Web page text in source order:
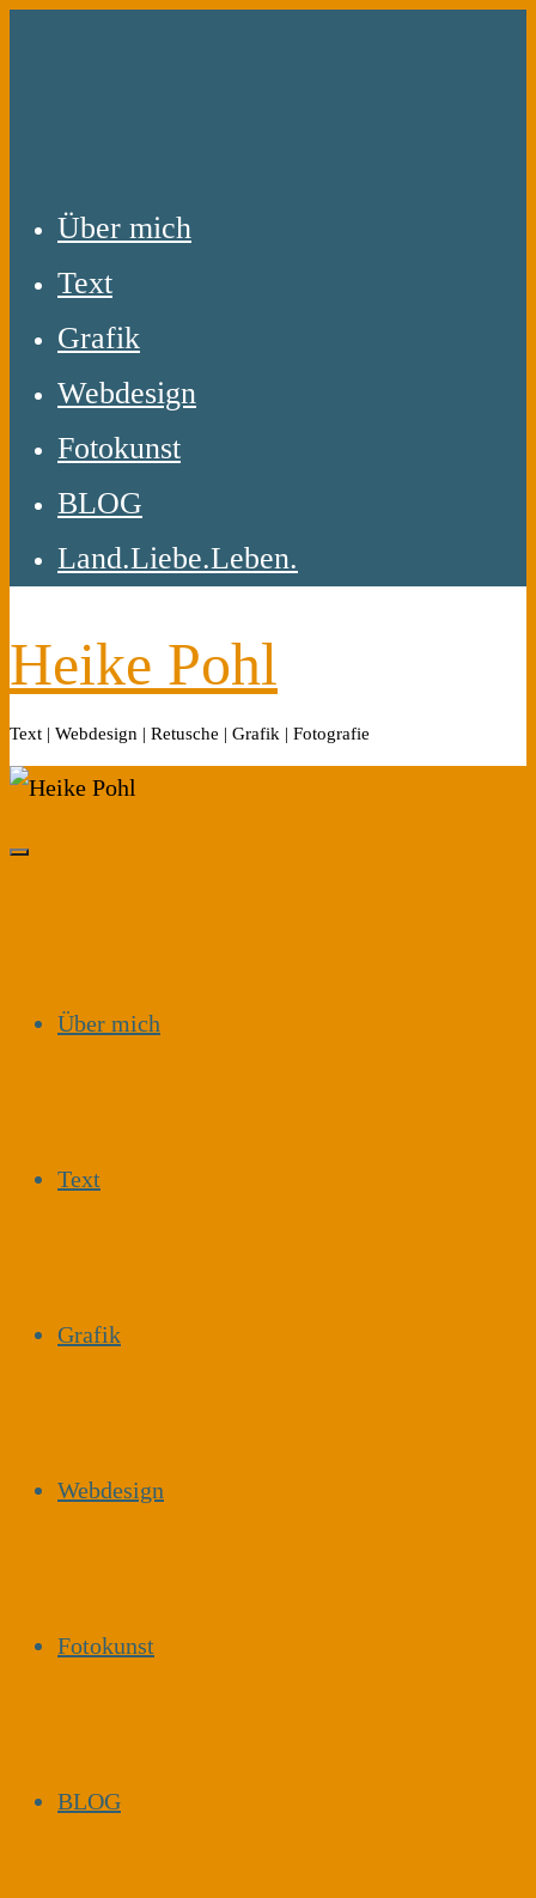
Über mich
Text
Grafik
Webdesign
Fotokunst
BLOG
Land.Liebe.Leben.
Heike Pohl
Text | Webdesign | Retusche | Grafik | Fotografie
Über mich
Text
Grafik
Webdesign
Fotokunst
BLOG